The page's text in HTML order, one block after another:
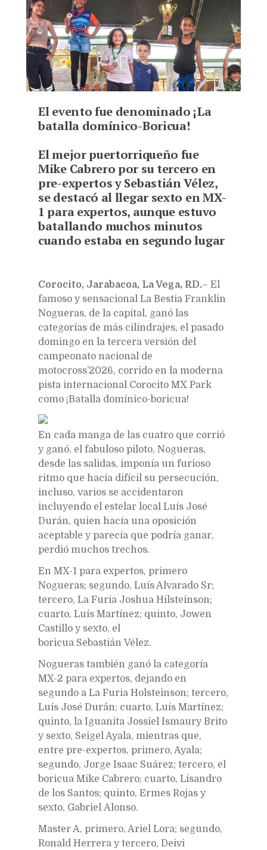
El evento fue denominado ¡La
batalla domínico-Boricua!
El mejor puertorriqueño fue
Mike Cabrero por su tercero en
pre-expertos y Sebastián Vélez,
se destacó al llegar sexto en MX-
1 para expertos, aunque estuvo
batallando muchos minutos
cuando estaba en segundo lugar
Corocito, Jarabacoa, La Vega, RD.– El
famoso y sensacional La Bestia Franklin
Nogueras, de la capital, ganó las
categorías de más cilindrajes, el pasado
domingo en la tercera versión del
campeonato nacional de
motocross’2026, corrido en la moderna
pista internacional Corocito MX Park
como ¡Batalla domínico-boricua!
En cada manga de las cuatro que corrió
y ganó, el fabuloso piloto, Nogueras,
desde las salidas, imponía un furioso
ritmo que hacía difícil su persecución,
incluso, varios se accidentaron
incluyendo el estelar local Luís José
Durán, quien hacía una oposición
aceptable y parecía que podría ganar,
perdió muchos trechos.
En MX-1 para expertos, primero
Nogueras; segundo, Luís Alvarado Sr;
tercero, La Furia Joshua Hilsteinson;
cuarto, Luís Martínez; quinto, Jowen
Castillo y sexto, el
boricua Sebastián Vélez.
Nogueras también ganó la categoría
MX-2 para expertos, dejando en
segundo a La Furia Holsteinson; tercero,
Luís José Durán; cuarto, Luís Martínez;
quinto, la Iguanita Jossiel Ismaury Brito
y sexto, Seigel Ayala, mientras que,
entre pre-expertos, primero, Ayala;
segundo, Jorge Isaac Suárez; tercero, el
boricua Mike Cabrero; cuarto, Lisandro
de los Santos; quinto, Ermes Rojas y
sexto, Gabriel Alonso.
Master A, primero, Ariel Lora; segundo,
Ronald Herrera y tercero, Deivi